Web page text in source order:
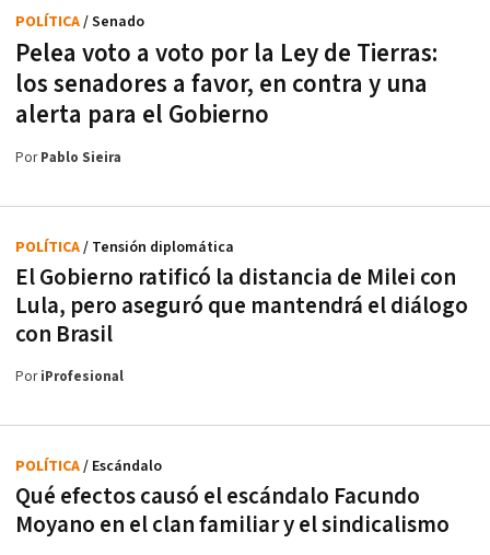
Pelea voto a voto por la Ley de Tierras:
los senadores a favor, en contra y una
alerta para el Gobierno
POLÍTICA/ Senado
PorPablo Sieira
El Gobierno ratificó la distancia de Milei con
Lula, pero aseguró que mantendrá el diálogo
con Brasil
POLÍTICA/ Tensión diplomática
PoriProfesional
Qué efectos causó el escándalo Facundo
Moyano en el clan familiar y el sindicalismo
POLÍTICA/ Escándalo